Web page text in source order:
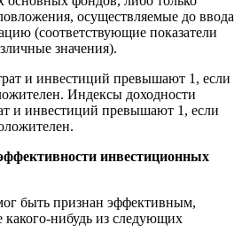
осуществляемые до ввода
(соответствующие показатели
значения).
и инвестиций превышают 1, если
Индексы доходности
и инвестиций превышают 1, если
инвестиционных
быть признан эффективным,
нибудь из следующих